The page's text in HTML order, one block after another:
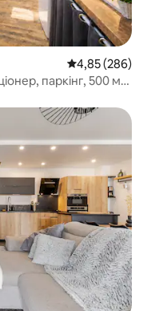
Середня
4,85 (286)
паркінг, 500 м